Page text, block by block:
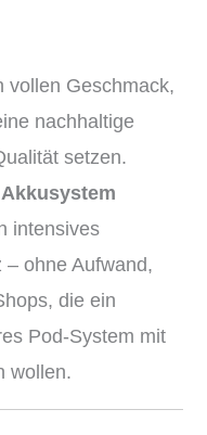
vollen Geschmack,
nachhaltige
setzen.
intensives
ohne Aufwand,
die ein
Pod-System mit
wollen.